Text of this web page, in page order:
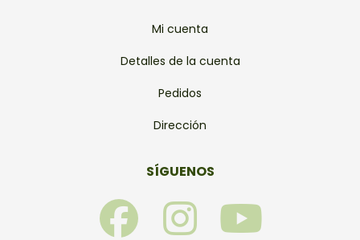
Mi cuenta
Detalles de la cuenta
Pedidos
Dirección
SÍGUENOS
F I Y